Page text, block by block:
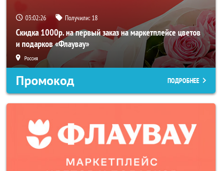
03:02:24 Получили: 18
Скидка 1000р. на первый заказ на маркетплейсе цветов
и подарков «Флаувау»
Россия
Промокод ПОДРОБНЕЕ